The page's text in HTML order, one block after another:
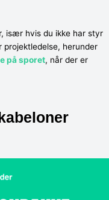
især hvis du ikke har styr
herunder
på sporet, når der er